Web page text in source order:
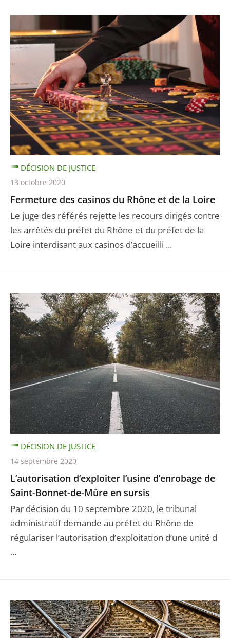
Fermeture des casinos du Rhône et de la Loire
Le juge des référés rejette les recours dirigés contre
les arrêtés du préfet du Rhône et du préfet de la
Loire interdisant aux casinos d’accueilli ...
DÉCISION DE JUSTICE
13 octobre 2020
L’autorisation d’exploiter l’usine d’enrobage de
Saint-Bonnet-de-Mûre en sursis
Par décision du 10 septembre 2020, le tribunal
administratif demande au préfet du Rhône de
régulariser l’autorisation d’exploitation d’une unité d
...
DÉCISION DE JUSTICE
14 septembre 2020